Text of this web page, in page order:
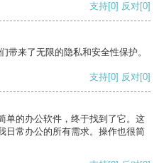
支持[0] 反对[0]
带来了无限的隐私和安全性保护。
支持[0] 反对[0]
单的办公软件，终于找到了它。这
日常办公的所有需求。操作也很简